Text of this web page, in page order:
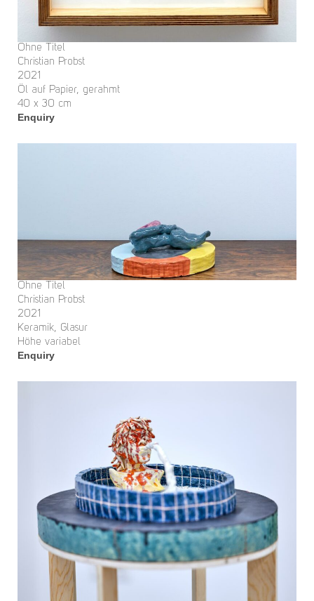
Ohne Titel
Christian Probst
2021
Öl auf Papier, gerahmt
40 x 30 cm
Enquiry
Ohne Titel
Christian Probst
2021
Keramik, Glasur
Höhe variabel
Enquiry